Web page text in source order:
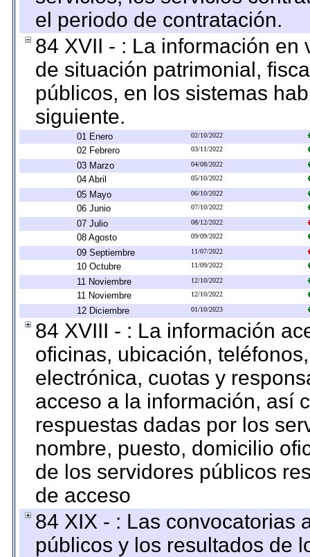
el periodo de contratación.
84 XVII - : La información
de situación patrimonial,
públicos, en los sistemas
siguiente.
01 Enero 02/10/2022
02 Febrero 03/11/2022
03 Marzo 04/08/2022
04 Abril 05/10/2022
05 Mayo 06/10/2022
06 Junio 07/10/2022
07 Julio 08/12/2022
08 Agosto 09/09/2022
09 Septiembre 11/07/2022
10 Octubre 11/09/2022
11 Noviembre 12/10/2022
11 Noviembre 12/10/2022
12 Diciembre 01/10/2023
84 XVIII - : La información
oficinas, ubicación,
electrónica, cuotas y
acceso a la información, así
respuestas dadas por los
nombre, puesto, domicilio
de los servidores públicos
de acceso
84 XIX - : Las convocatorias
públicos y los resultados de